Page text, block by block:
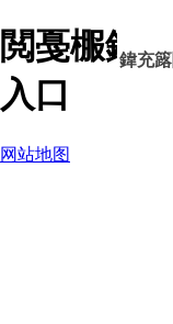
閲戞棴鎷
入口
鍏充
网站地图